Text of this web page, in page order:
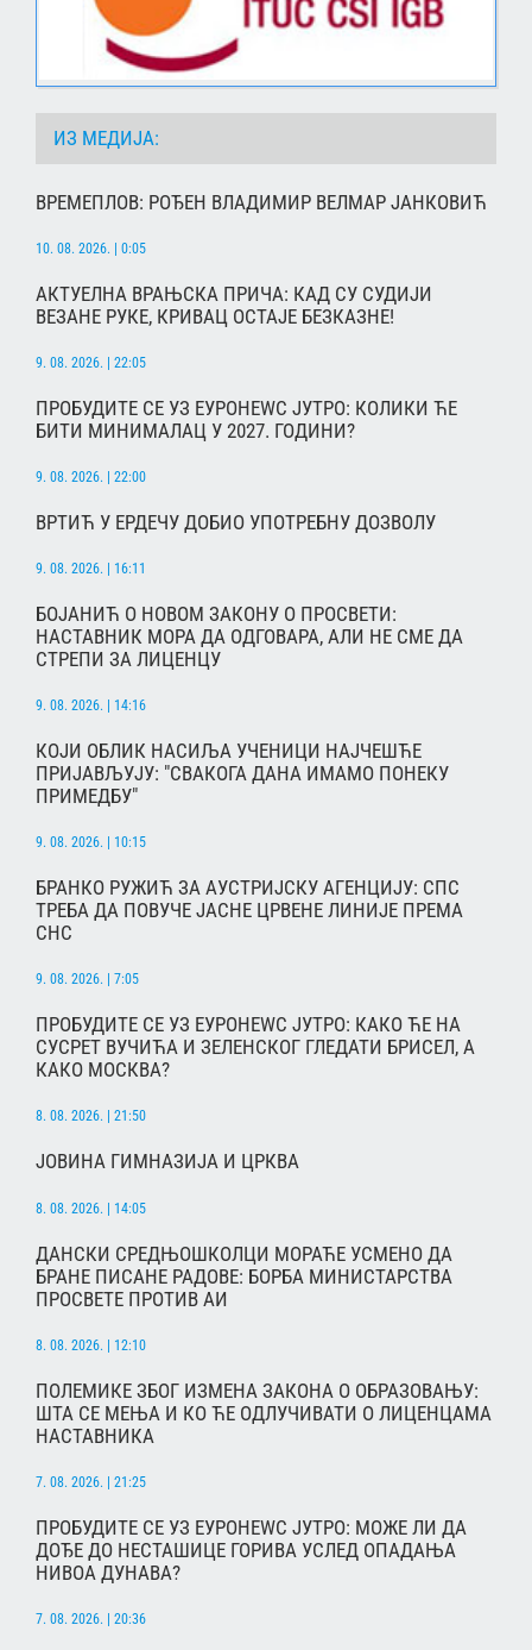
ИЗ МЕДИЈА:
ВРЕМЕПЛОВ: РОЂЕН ВЛАДИМИР ВЕЛМАР ЈАНКОВИЋ
10. 08. 2026. | 0:05
АКТУЕЛНА ВРАЊСКА ПРИЧА: КАД СУ СУДИЈИ
ВЕЗАНЕ РУКЕ, КРИВАЦ ОСТАЈЕ БЕЗКАЗНЕ!
9. 08. 2026. | 22:05
ПРОБУДИТЕ СЕ УЗ ЕУРОНЕWС ЈУТРО: КОЛИКИ ЋЕ
БИТИ МИНИМАЛАЦ У 2027. ГОДИНИ?
9. 08. 2026. | 22:00
ВРТИЋ У ЕРДЕЧУ ДОБИО УПОТРЕБНУ ДОЗВОЛУ
9. 08. 2026. | 16:11
БОЈАНИЋ О НОВОМ ЗАКОНУ О ПРОСВЕТИ:
НАСТАВНИК МОРА ДА ОДГОВАРА, АЛИ НЕ СМЕ ДА
СТРЕПИ ЗА ЛИЦЕНЦУ
9. 08. 2026. | 14:16
КОЈИ ОБЛИК НАСИЉА УЧЕНИЦИ НАЈЧЕШЋЕ
ПРИЈАВЉУЈУ: "СВАКОГА ДАНА ИМАМО ПОНЕКУ
ПРИМЕДБУ"
9. 08. 2026. | 10:15
БРАНКО РУЖИЋ ЗА АУСТРИЈСКУ АГЕНЦИЈУ: СПС
ТРЕБА ДА ПОВУЧЕ ЈАСНЕ ЦРВЕНЕ ЛИНИЈЕ ПРЕМА
СНС
9. 08. 2026. | 7:05
ПРОБУДИТЕ СЕ УЗ ЕУРОНЕWС ЈУТРО: КАКО ЋЕ НА
СУСРЕТ ВУЧИЋА И ЗЕЛЕНСКОГ ГЛЕДАТИ БРИСЕЛ, А
КАКО МОСКВА?
8. 08. 2026. | 21:50
ЈОВИНА ГИМНАЗИЈА И ЦРКВА
8. 08. 2026. | 14:05
ДАНСКИ СРЕДЊОШКОЛЦИ МОРАЋЕ УСМЕНО ДА
БРАНЕ ПИСАНЕ РАДОВЕ: БОРБА МИНИСТАРСТВА
ПРОСВЕТЕ ПРОТИВ АИ
8. 08. 2026. | 12:10
ПОЛЕМИКЕ ЗБОГ ИЗМЕНА ЗАКОНА О ОБРАЗОВАЊУ:
ШТА СЕ МЕЊА И КО ЋЕ ОДЛУЧИВАТИ О ЛИЦЕНЦАМА
НАСТАВНИКА
7. 08. 2026. | 21:25
ПРОБУДИТЕ СЕ УЗ ЕУРОНЕWС ЈУТРО: МОЖЕ ЛИ ДА
ДОЂЕ ДО НЕСТАШИЦЕ ГОРИВА УСЛЕД ОПАДАЊА
НИВОА ДУНАВА?
7. 08. 2026. | 20:36